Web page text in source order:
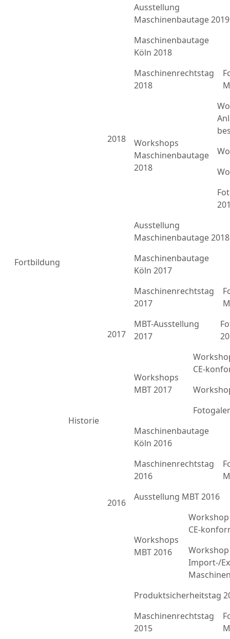
Fortbildung
Historie
Ausstellung
Maschinenbautage 2019
2018
Maschinenbautage
Köln 2018
Maschinenrechtstag
2018
Workshops
Maschinenbautage
2018
Ausstellung
Maschinenbautage 2018
2017
Maschinenbautage
Köln 2017
Maschinenrechtstag
2017
MBT-Ausstellung
2017
Workshops
MBT 2017
CE-
2016
Maschinenbautage
Köln 2016
Maschinenrechtstag
2016
Ausstellung MBT 2016
Workshops
MBT 2016
CE-
Import-/
Produktsicherheitstag
Maschinenrechtstag
2015